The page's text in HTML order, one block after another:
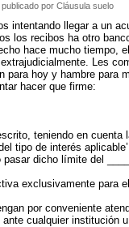
publicado por Cláusula suelo
intentando llegar a un
los recibos ha otro
hace mucho tiempo,
Les
para hoy y hambre para
hacer que firme:
teniendo en
tipo de interés
pasar dicho límite del
exclusivamente para
por conveniente
cualquier institución